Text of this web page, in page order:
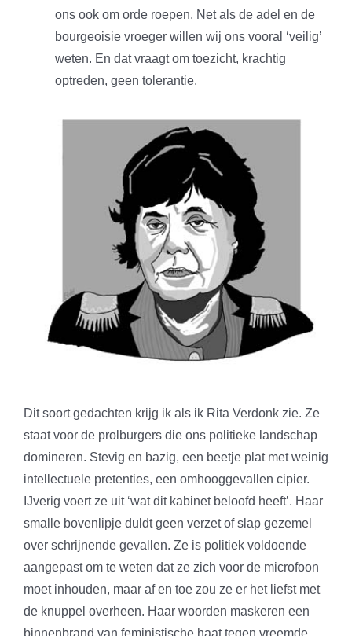
ons ook om orde roepen. Net als de adel en de
bourgeoisie vroeger willen wij ons vooral ‘veilig’
weten. En dat vraagt om toezicht, krachtig
optreden, geen tolerantie.
Dit soort gedachten krijg ik als ik Rita Verdonk zie. Ze
staat voor de prolburgers die ons politieke landschap
domineren. Stevig en bazig, een beetje plat met weinig
intellectuele pretenties, een omhooggevallen cipier.
IJverig voert ze uit ‘wat dit kabinet beloofd heeft’. Haar
smalle bovenlipje duldt geen verzet of slap gezemel
over schrijnende gevallen. Ze is politiek voldoende
aangepast om te weten dat ze zich voor de microfoon
moet inhouden, maar af en toe zou ze er het liefst met
de knuppel overheen. Haar woorden maskeren een
binnenbrand van feministische haat tegen vreemde